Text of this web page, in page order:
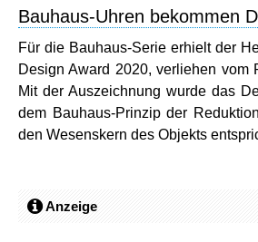
Bauhaus-Uhren bekommen
Für die Bauhaus-Serie erhielt der
Design Award 2020, verliehen vom
Mit der Auszeichnung wurde das
dem Bauhaus-Prinzip der
den Wesenskern des Objekts
Anzeige